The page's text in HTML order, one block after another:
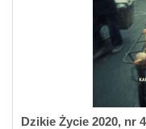
Dzikie Życie 2020, nr